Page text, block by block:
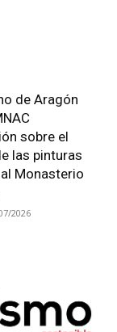
de Aragón
sobre el
las pinturas
Monasterio
2026